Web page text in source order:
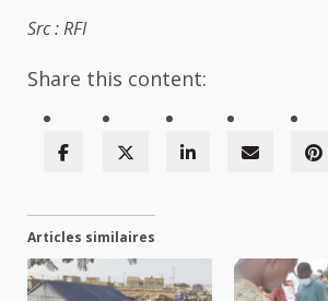
Src : RFI
Share this content:
Articles similaires